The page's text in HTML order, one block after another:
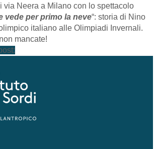
via Neera a Milano con lo spettacolo
vede per primo la neve“: storia di Nino
italiano alle Olimpiadi Invernali.
mancate!